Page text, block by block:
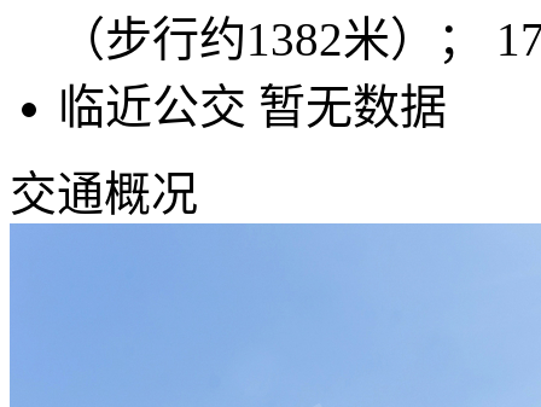
（步行约1382米）；
临近公交 暂无数据
交通概况